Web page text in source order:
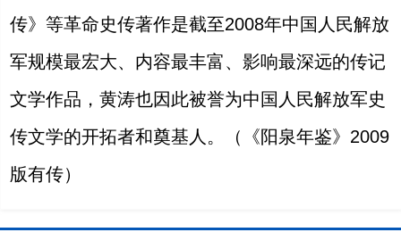
传》等革命史传著作是截至2008年中国人民解放
军规模最宏大、内容最丰富、影响最深远的传记
文学作品，黄涛也因此被誉为中国人民解放军史
传文学的开拓者和奠基人。（《阳泉年鉴》 2009
版有传）